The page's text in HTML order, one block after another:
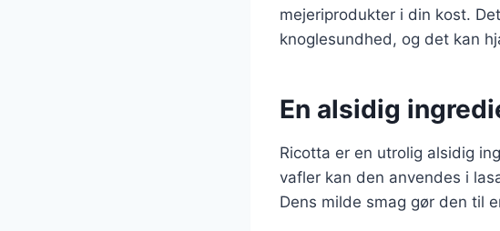
mejeriprodukter i din kost.
knoglesundhed, og det kan
En alsidig
Ricotta er en utrolig alsidig
vafler kan den anvendes i
Dens milde smag gør den til